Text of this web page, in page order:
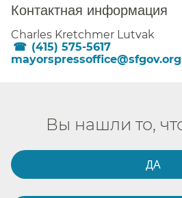
Контактная информация​​
Charles Kretchmer Lutvak​​
(415) 575-5617
mayorspressoffice@sfgov.org​​
Вы нашли то,
ДА​​